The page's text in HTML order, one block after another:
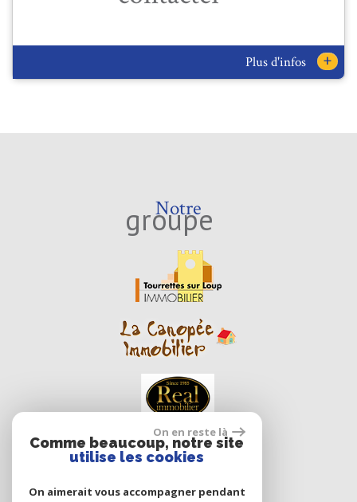
Plus d'infos +
Notre
groupe
On en reste là
Comme beaucoup, notre site
utilise les cookies
On aimerait vous accompagner pendant